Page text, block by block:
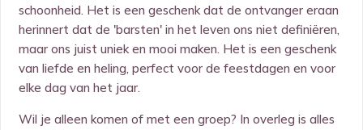
schoonheid. Het is een geschenk dat de ontvanger eraan
herinnert dat de 'barsten' in het leven ons niet definiëren,
maar ons juist uniek en mooi maken. Het is een geschenk
van liefde en heling, perfect voor de feestdagen en voor
elke dag van het jaar.
Wil je alleen komen of met een groep? In overleg is alles